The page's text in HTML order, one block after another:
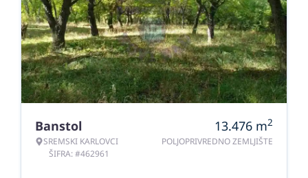
Banstol
SREMSKI KARLOVCI
ŠIFRA: #462961
13.476 m2
POLJOPRIVREDNO ZEMLJIŠTE